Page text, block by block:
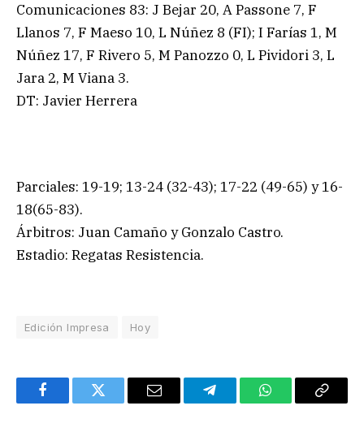
Comunicaciones 83: J Bejar 20, A Passone 7, F
Llanos 7, F Maeso 10, L Núñez 8 (FI); I Farías 1, M
Núñez 17, F Rivero 5, M Panozzo 0, L Pividori 3, L
Jara 2, M Viana 3.
DT: Javier Herrera
Parciales: 19-19; 13-24 (32-43); 17-22 (49-65) y 16-
18(65-83).
Árbitros: Juan Camaño y Gonzalo Castro.
Estadio: Regatas Resistencia.
Edición Impresa Hoy
FacebookTwitter Email TelegramWhatsAppCopy